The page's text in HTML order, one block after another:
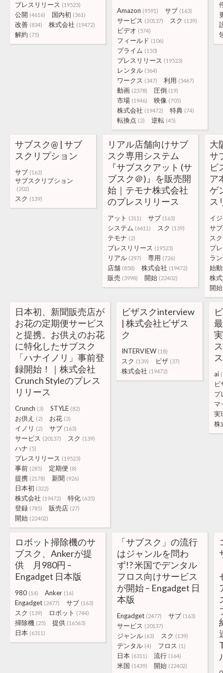
プレスリリース (19523)
公開 (4616) 国内初 (361)
改善 (834) 株式会社 (19472)
解約 (75)
Amazon (9591) サブ (163)
サービス (20137) スク (139)
ビデオ (574)
フィールド (106)
プライム (150)
プレスリリース (19523)
レンタル (364)
ワークス (347) 利用 (5467)
動画 (2378) 圧倒 (19)
市場 (1946) 映像 (705)
株式会社 (19472) 特典 (74)
転換点 (2) 逆転 (45)
サブスク@ | サブ
スクリプション
サブ (163)
サブスクリプション
(202)
スク (139)
リアル店舗向けサブ
スク専用システム
『サブスクアット (サ
ブスク＠)』を販売開
始｜テモナ株式会社
のプレスリリース
アット (311) サブ (163)
システム (6611) スク (139)
テモナ (2)
プレスリリース (19523)
リアル (297) 専用 (726)
店舗 (858) 株式会社 (19472)
販売 (3998) 開始 (22402)
大
サ
ビ
ア
ゲ
ス
イ
サブ
スク
プ
ラ
始動
株
開始
日本初、新聞販売店が
お花の定期便サービス
と提携。お供えのお花
に特化したサブスク
「ハナイノリ」事前登
録開始！｜株式会社
Crunch Styleのプレス
リリース
Crunch (3) STYLE (82)
お供え (2) お花 (3)
イノリ (2) サブ (163)
サービス (20137) スク (139)
ハナ (5)
プレスリリース (19523)
事前 (285) 定期便 (8)
提携 (2178) 新聞 (926)
日本初 (322)
株式会社 (19472) 特化 (635)
登録 (785) 販売店 (27)
開始 (22402)
ビザスクinterview
| 株式会社ビザス
ク
INTERVIEW (18)
スク (139) ビザ (37)
株式会社 (19472)
ス
ai
ビ
プ
マ
実
株
ロボット掃除機のサ
ブスク、Ankerが提
供 月980円 –
Engadget 日本版
980 (14) Anker (16)
Engadget (2477) サブ (163)
スク (139) ロボット (744)
掃除機 (25) 提供 (16563)
日本 (6311)
「サブスク」の流行
はジャンルを問わ
ず!? 米国でデンタル
フロス向けサービス
が開始 – Engadget 日
本版
Engadget (2477) サブ (163)
サービス (20137)
ジャンル (63) スク (139)
デンタル (4) フロス (1)
日本 (6311) 流行 (164)
米国 (1439) 開始 (22402)